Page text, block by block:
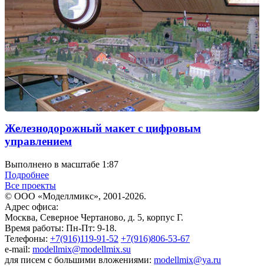
Железнодорожный макет с цифровым
управлением
Выполнено в масштабе 1:87
Подробнее
Все проекты
© ООО «Моделлмикс», 2001-2026.
Адрес офиса:
Москва, Северное Чертаново, д. 5, корпус Г.
Время работы: Пн-Пт: 9-18.
Телефоны: +7(916)119-91-52 +7(916)806-53-67
e-mail: modellmix@modellmix.su
для писем с большими вложениями: modellmix@ya.ru